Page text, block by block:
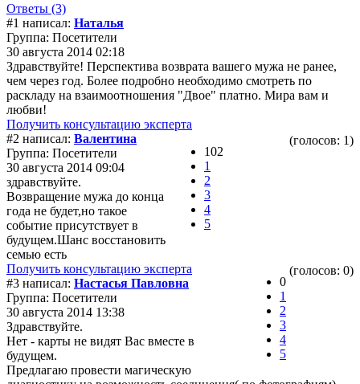
Ответы (3)
#1 написал: Наталья
Группа: Посетители
30 августа 2014 02:18
Здравствуйте! Перспектива возврата вашего мужа не ранее,
чем через год. Более подробно необходимо смотреть по
раскладу на взаимоотношения "Двое" платно. Мира вам и
любви!
Получить консультацию эксперта
102
1
2
3
4
5
(голосов: 1)
#2 написал: Валентина
Группа: Посетители
30 августа 2014 09:04
здравствуйте.
Возвращение мужа до конца
года не будет,но такое
событие присутствует в
будущем.Шанс восстановить
семью есть
Получить консультацию эксперта
0
1
2
3
4
5
(голосов: 0)
#3 написал: Настасья Павловна
Группа: Посетители
30 августа 2014 13:38
Здравствуйте.
Нет - карты не видят Вас вместе в
будущем.
Предлагаю провести магическую